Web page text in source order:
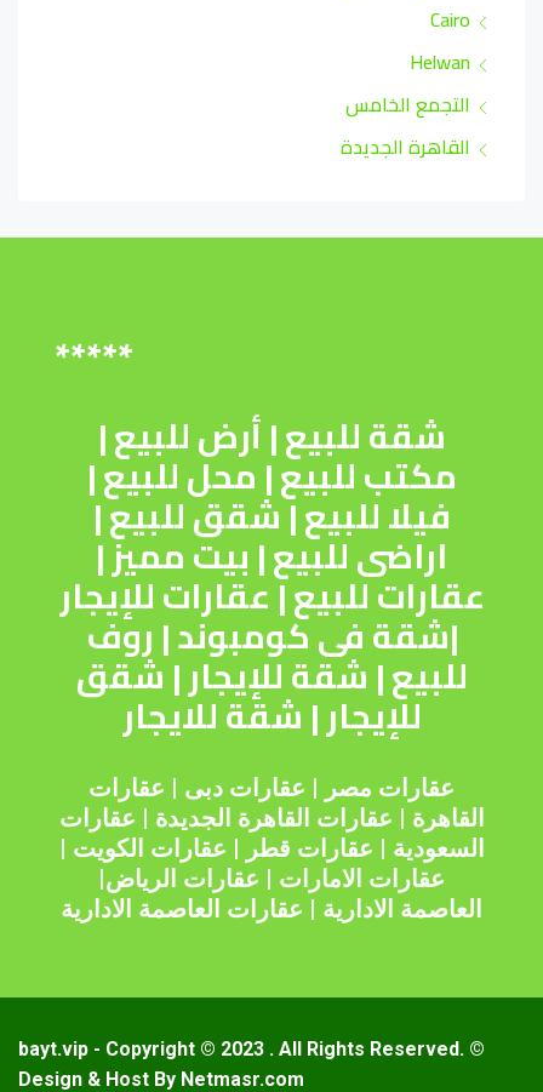
Cairo
Helwan
التجمع الخامس
القاهرة الجديدة
*****
شقة للبيع|أرض للبيع|
مكتب للبيع|محل للبيع|
فيلا للبيع|شقق للبيع|
اراضى للبيع|بيت مميز|
عقارات للبيع|عقارات للإيجار
|شقة فى كومبوند|روف
للبيع|شقة للإيجار|شقق
للإيجار|شقة للايجار
عقارات مصر | عقارات دبى | عقارات
القاهرة | عقارات القاهرة الجديدة | عقارات
السعودية | عقارات قطر | عقارات الكويت |
عقارات الامارات | عقارات الرياض|
العاصمة الادارية | عقارات العاصمة الادارية
© bayt.vip - Copyright © 2023 . All Rights Reserved.
Design & Host By Netmasr.com